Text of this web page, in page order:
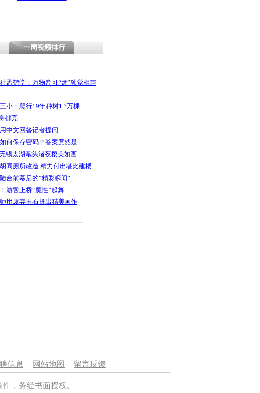
一周视频排行
社孟鹤堂：万物皆可“盘”独觉相声
小：爬行19年种树1.7万棵
都亮
中文回答记者提问
何保存密码？答案竟然是……
锡太湖鼋头渚夜樱美如画
同厕所改造 精力付出堪比建楼
台前幕后的“精彩瞬间”
游客上桥“魔性”起舞
用废弃玉石拼出精美画作
信息 | 网站地图 | 留言反馈
，务经书面授权。